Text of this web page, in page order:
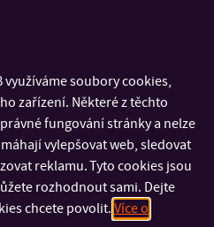
využíváme soubory cookies,
zařízení. Některé z těchto
fungování stránky a nelze
vylepšovat web, sledovat
reklamu. Tyto cookies jsou
rozhodnout sami. Dejte
chcete povolit. Více o